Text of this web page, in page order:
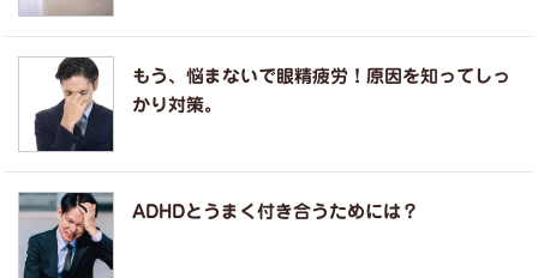
もう、悩まないで眼精疲労！原因を知ってしっ
かり対策。
ADHDとうまく付き合うためには？